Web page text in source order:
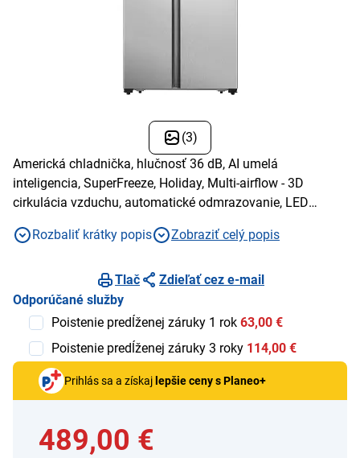
(3)
Americká chladnička, hlučnosť 36 dB, AI umelá
inteligencia, SuperFreeze, Holiday, Multi-airflow - 3D
cirkulácia vzduchu, automatické odmrazovanie, LED
Rozbaliť krátky popis
Zobraziť celý popis
Tlač
Zdieľať cez e-mail
Odporúčané služby
Poistenie predĺženej záruky 1 rok 63,00 €
Poistenie predĺženej záruky 3 roky 114,00 €
Prihlás sa a získaj lepšie ceny s Planeo+
489,00 €